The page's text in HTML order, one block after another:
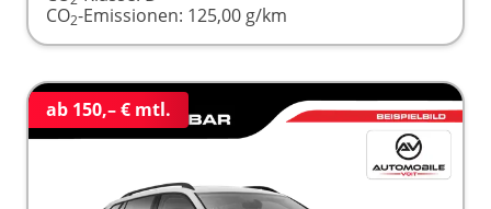
CO2-Emissionen: 125,00 g/km
ab 150,– € mtl.